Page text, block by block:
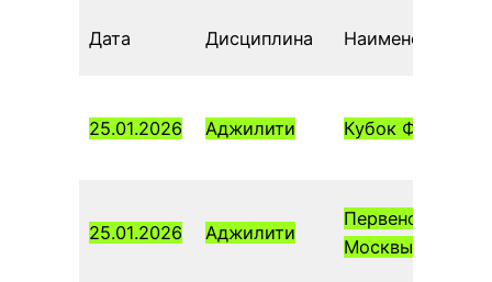
Дата Дисциплина Наименование
25.01.2026 Аджилити Кубок
25.01.2026 Аджилити
Первенство
Москвы